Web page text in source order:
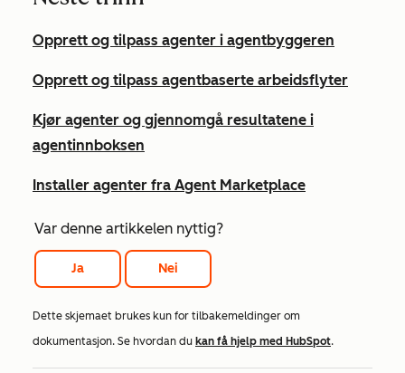
Opprett og tilpass agenter i agentbyggeren
Opprett og tilpass agentbaserte arbeidsflyter
Kjør agenter og gjennomgå resultatene i
agentinnboksen
Installer agenter fra Agent Marketplace
Var denne artikkelen nyttig?
Ja Nei
Dette skjemaet brukes kun for tilbakemeldinger om
dokumentasjon. Se hvordan du kan få hjelp med HubSpot.